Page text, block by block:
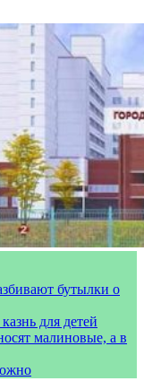
бутылки о
для детей
малиновые, а в